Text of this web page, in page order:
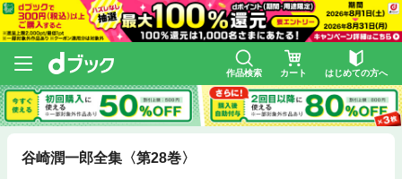
作品検索 カート はじめての方へ
谷崎潤一郎全集〈第28巻〉